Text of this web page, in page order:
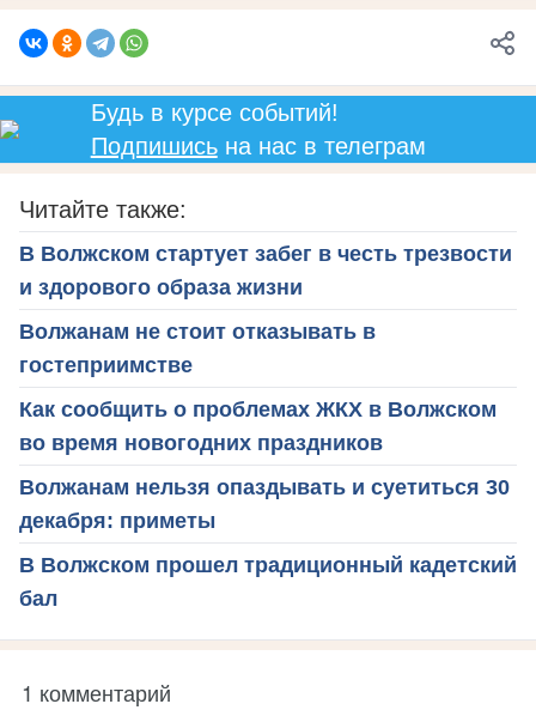
Будь в курсе событий!
Подпишисьна нас в телеграм
Читайте также:
В Волжском стартует забег в честь трезвости
и здорового образа жизни
Волжанам не стоит отказывать в
гостеприимстве
Как сообщить о проблемах ЖКХ в Волжском
во время новогодних праздников
Волжанам нельзя опаздывать и суетиться 30
декабря: приметы
В Волжском прошел традиционный кадетский
бал
1 комментарий